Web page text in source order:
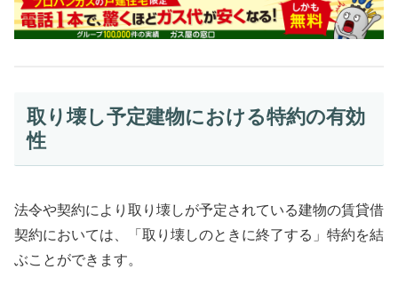
取り壊し予定建物における特約の有効
性
法令や契約により取り壊しが予定されている建物の賃貸借
契約においては、「取り壊しのときに終了する」特約を結
ぶことができます。